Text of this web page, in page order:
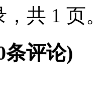
，共 1 页。
条评论)